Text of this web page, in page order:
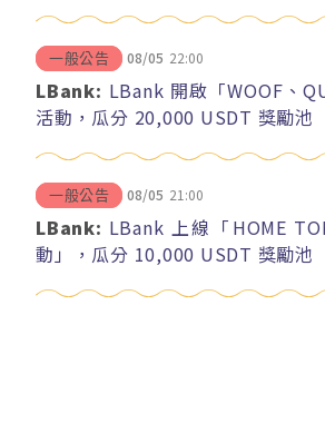
一般公告 08/05 22:00
LBank: LBank 開啟「WOOF、
活動，瓜分 20,000 USDT 獎勵池
一般公告 08/05 21:00
LBank: LBank 上線「HOME
動」，瓜分 10,000 USDT 獎勵池